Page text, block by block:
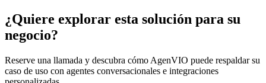
¿Quiere explorar esta solución para su
negocio?
Reserve una llamada y descubra cómo AgenVIO puede respaldar su
caso de uso con agentes conversacionales e integraciones